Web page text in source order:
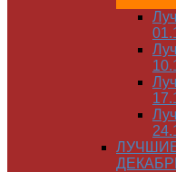
ЛУЧШИЕ